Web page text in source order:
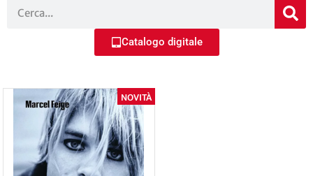
Catalogo digitale
NOVITÀ